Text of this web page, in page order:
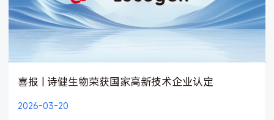
喜报 | 诗健生物荣获国家高新技术企业认定
2026-03-20